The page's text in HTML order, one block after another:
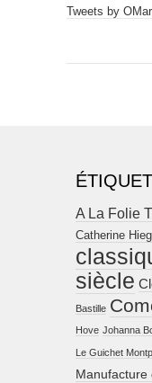
Tweets by
A La Folie
Catherine
siècle
Bastille
Hove Johanna
Le Guichet
Manufacture